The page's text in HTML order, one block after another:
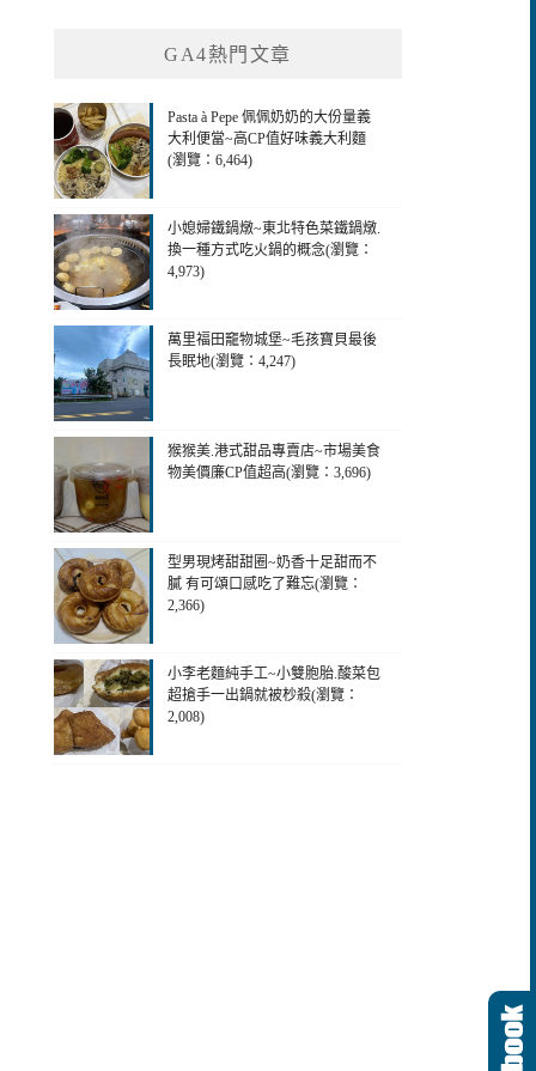
GA4熱門文章
Pasta à Pepe 佩佩奶奶的大份量義
大利便當~高CP值好味義大利麵
(瀏覽：6,464)
小媳婦鐵鍋燉~東北特色菜鐵鍋燉.
換一種方式吃火鍋的概念(瀏覽：
4,973)
萬里福田竉物城堡~毛孩寶貝最後
長眠地(瀏覽：4,247)
猴猴美.港式甜品專賣店~市場美食
物美價廉CP值超高(瀏覽：3,696)
型男現烤甜甜圈~奶香十足甜而不
膩 有可頌口感吃了難忘(瀏覽：
2,366)
小李老麵純手工~小雙胞胎.酸菜包
超搶手一出鍋就被杪殺(瀏覽：
2,008)